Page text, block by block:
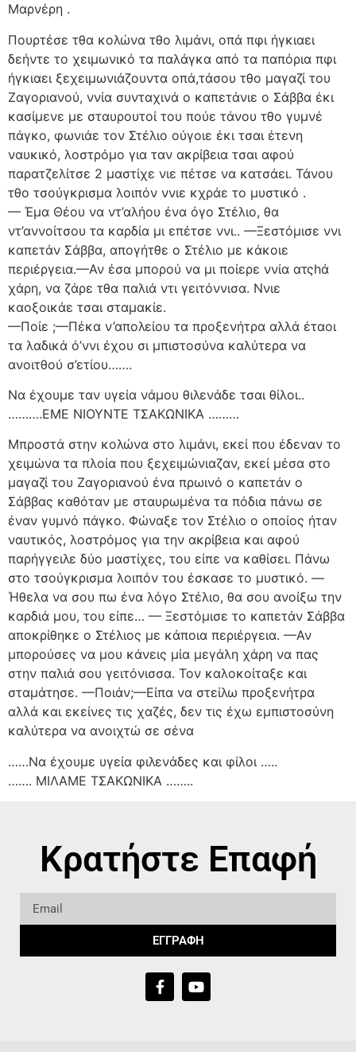
Μαρνέρη .
Πουρτέσε τθα κολώνα τθο λιμάνι, οπά πφι ήγκιαει
δεήντε το χειμωνικό τα παλάγκα από τα παπόρια πφι
ήγκιαει ξεχειμωνιάζουντα οπά,τάσου τθο μαγαζί του
Ζαγοριανού, ννία συνταχινά ο καπετάνιε ο Σάββα έκι
κασίμενε με σταυρουτοί του πούε τάνου τθο γυμνέ
πάγκο, φωνιάε τον Στέλιο ούγοιε έκι τσαι έτενη
ναυκικό, λοστρόμο για ταν ακρίβεια τσαι αφού
παρατζελίτσε 2 μαστίχε νιε πέτσε να κατσάει. Τάνου
τθο τσούγκρισμα λοιπόν ννιε κχράε το μυστικό .
— Έμα Θέου να ντ’αλήου ένα όγο Στέλιο, θα
ντ’αννοίτσου τα καρδία μι επέτσε ννι.. —Ξεστόμισε ννι
καπετάν Σάββα, απογήτθε ο Στέλιο με κάκοιε
περιέργεια.—Αν έσα μπορού να μι ποίερε ννία ατςhά
χάρη, να ζάρε τθα παλιά ντι γειτόννισα. Ννιε
καοξοικάε τσαι σταμακίε.
—Ποίε ;—Πέκα ν’απολείου τα προξενήτρα αλλά έταοι
τα λαδικά ό’ννι έχου σι μπιστοσύνα καλύτερα να
ανοιτθού σ’ετίου…….
Να έχουμε ταν υγεία νάμου θιλενάδε τσαι θίλοι..
……….ΕΜΕ ΝΙΟΥΝΤΕ ΤΣΑΚΩΝΙΚΑ ………
Μπροστά στην κολώνα στο λιμάνι, εκεί που έδεναν το
χειμώνα τα πλοία που ξεχειμώνιαζαν, εκεί μέσα στο
μαγαζί του Ζαγοριανού ένα πρωινό ο καπετάν ο
Σάββας καθόταν με σταυρωμένα τα πόδια πάνω σε
έναν γυμνό πάγκο. Φώναξε τον Στέλιο ο οποίος ήταν
ναυτικός, λοστρόμος για την ακρίβεια και αφού
παρήγγειλε δύο μαστίχες, του είπε να καθίσει. Πάνω
στο τσούγκρισμα λοιπόν του έσκασε το μυστικό. —
Ήθελα να σου πω ένα λόγο Στέλιο, θα σου ανοίξω την
καρδιά μου, του είπε… — Ξεστόμισε το καπετάν Σάββα
αποκρίθηκε ο Στέλιος με κάποια περιέργεια. —Αν
μπορούσες να μου κάνεις μία μεγάλη χάρη να πας
στην παλιά σου γειτόνισσα. Τον καλοκοίταξε και
σταμάτησε. —Ποιάν;—Είπα να στείλω προξενήτρα
αλλά και εκείνες τις χαζές, δεν τις έχω εμπιστοσύνη
καλύτερα να ανοιχτώ σε σένα
……Να έχουμε υγεία φιλενάδες και φίλοι …..
……. ΜΙΛΑΜΕ ΤΣΑΚΩΝΙΚΑ ……..
Κρατήστε Επαφή
ΕΓΓΡΑΦΗ